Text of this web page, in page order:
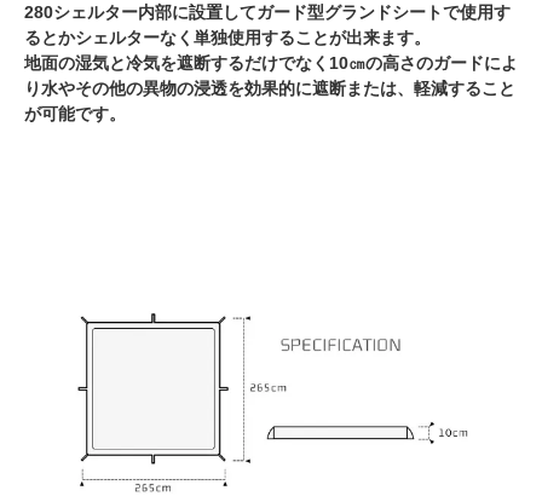
280シェルター内部に設置してガード型グランドシートで使用す
るとかシェルターなく単独使用することが出来ます。
地面の湿気と冷気を遮断するだけでなく10㎝の高さのガードによ
り水やその他の異物の浸透を効果的に遮断または、軽減すること
が可能です。